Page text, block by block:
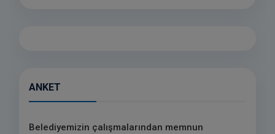
ANKET
Belediyemizin çalışmalarından memnun